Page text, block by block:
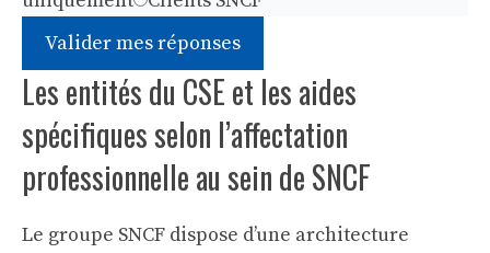
Valider mes réponses
Les entités du CSE et les aides
spécifiques selon l’affectation
professionnelle au sein de SNCF
Le groupe SNCF dispose d’une architecture